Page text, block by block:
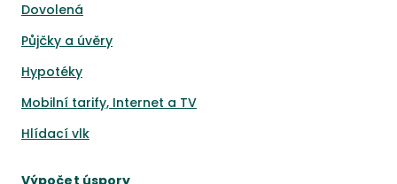
Dovolená
Půjčky a úvěry
Hypotéky
Mobilní tarify, Internet a TV
Hlídací vlk
Výpočet úspory